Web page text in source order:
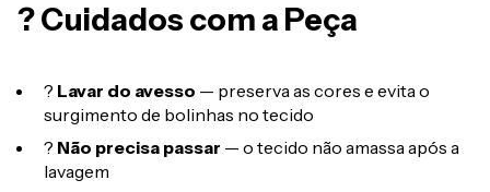
? Cuidados com a Peça
? Lavar do avesso — preserva as cores e evita o
surgimento de bolinhas no tecido
? Não precisa passar — o tecido não amassa após a
lavagem